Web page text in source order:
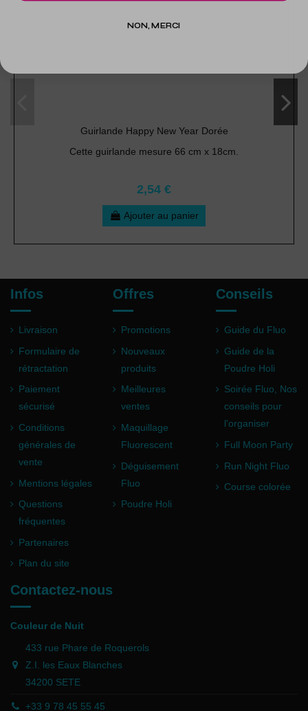
Guirlande Happy New Year Dorée
Cette guirlande mesure 66 cm x 18cm.
2,54 €
Ajouter au panier
Infos
Livraison
Formulaire de
rétractation
Paiement
sécurisé
Conditions
générales de
vente
Mentions légales
Questions
fréquentes
Partenaires
Plan du site
Offres
Promotions
Nouveaux
produits
Meilleures
ventes
Maquillage
Fluorescent
Déguisement
Fluo
Poudre Holi
Conseils
Guide du Fluo
Guide de la
Poudre Holi
Soirée Fluo, Nos
conseils pour
l'organiser
Full Moon Party
Run Night Fluo
Course colorée
Contactez-nous
Couleur de Nuit
433 rue Phare de Roquerols
Z.I. les Eaux Blanches
34200 SETE
+33 9 78 45 55 45
NON, MERCI